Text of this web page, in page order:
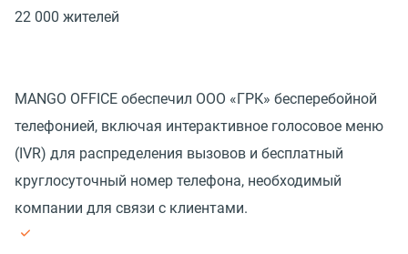
22 000 жителей
MANGO OFFICE обеспечил ООО «ГРК» бесперебойной
телефонией, включая интерактивное голосовое меню
(IVR) для распределения вызовов и бесплатный
круглосуточный номер телефона, необходимый
компании для связи с клиентами.